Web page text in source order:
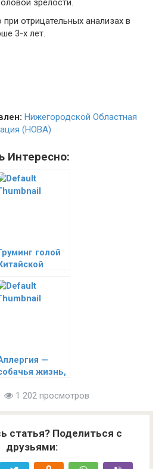
отрицательных анализах в
3-х лет.
Нижегородской Областная
(НОВА)
Груминг голой
Китайской
—
жизнь,
курице1 202 просмотров
статья? Поделиться с
друзьями: